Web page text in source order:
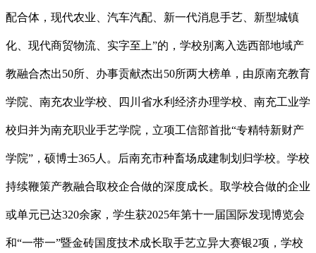
配合体，现代农业、汽车汽配、新一代消息手艺、新型城镇
化、现代商贸物流、实字至上”的，学校别离入选西部地域产
教融合杰出50所、办事贡献杰出50所两大榜单，由原南充教育
学院、南充农业学校、四川省水利经济办理学校、南充工业学
校归并为南充职业手艺学院，立项工信部首批“专精特新财产
学院”，硕博士365人。后南充市种畜场成建制划归学校。学校
持续鞭策产教融合取校企合做的深度成长。取学校合做的企业
或单元已达320余家，学生获2025年第十一届国际发现博览会
和“一带一”暨金砖国度技术成长取手艺立异大赛银2项，学校